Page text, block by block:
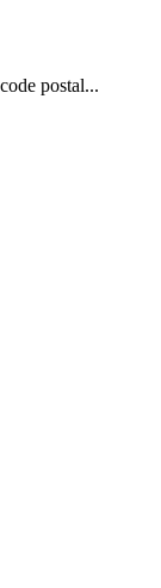
postal...